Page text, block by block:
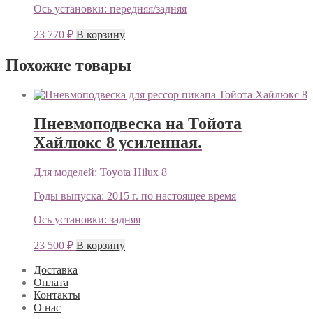
Ось установки: передняя/задняя
23 770 ₽ В корзину
Похожие товары
Пневмоподвеска на Тойота
Хайлюкс 8 усиленная.
Для моделей: Toyota Hilux 8
Годы выпуска: 2015 г. по настоящее время
Ось установки: задняя
23 500 ₽ В корзину
Доставка
Оплата
Контакты
О нас